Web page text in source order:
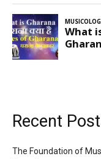
Recent
The Foundation of